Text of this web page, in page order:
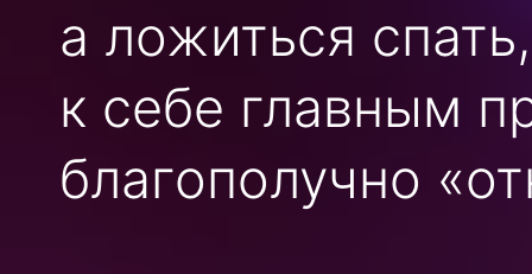
а ложиться
к себе главным
благополучно